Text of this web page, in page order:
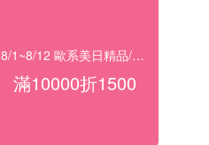
8/1~8/12 歐系美日精品/服飾/黃金 滿$10000現折1500
滿10000折1500